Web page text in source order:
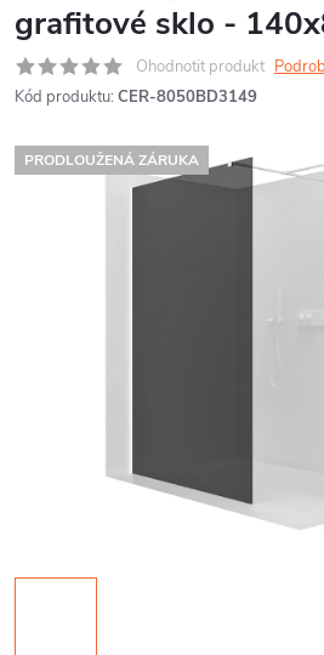
grafitové sklo -
Ohodnotit produkt
Kód produktu: CER-8050BD3149
PRODLOUŽENÁ ZÁRUKA